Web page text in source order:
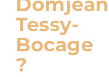
Tessy-
Bocage
?